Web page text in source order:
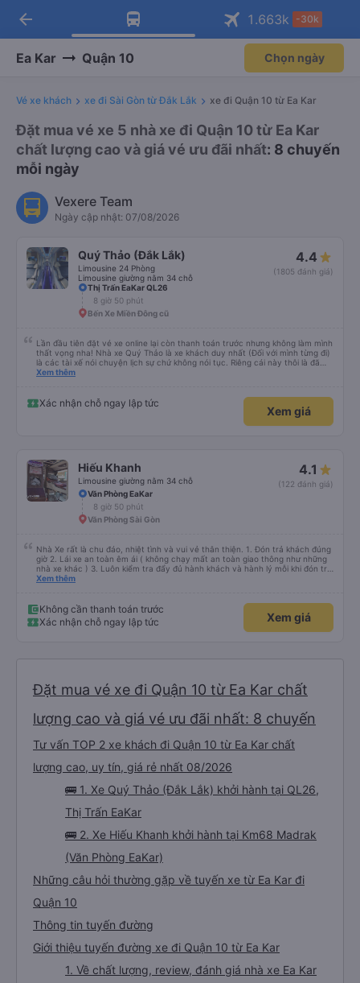
Tải app Vexere ngay!
Nhận ưu đãi thành viên độc
Mở app
Tải app Vexere
-30k/ghế khi đặt vé máy bay qua
Mở app
arrow_back 1.663k -30k
Ea Kar Quận 10 Chọn ngày
Vé xe khách xe đi Sài Gòn từ Đắk Lắk xe đi Quận 10 từ Ea Kar
Đặt mua vé xe 5 nhà xe đi Quận 10 từ Ea Kar
chất lượng cao và giá vé ưu đãi nhất: 8 chuyến
mỗi ngày
Vexere Team
Ngày cập nhật: 07/08/2026
Quý Thảo (Đắk Lắk)
Limousine 24 Phòng
Limousine giường nằm 34 chỗ
4.4
(1805 đánh giá)
Thị Trấn EaKar QL26
8 giờ 50 phút
Bến Xe Miền Đông cũ
Lần đầu tiên đặt vé xe online lại còn thanh toán trước nhưng không làm mình
thất vọng nha! Nhà xe Quý Thảo là xe khách duy nhất (Đối với mình từng đi)
là các tài xế nói chuyện lịch sự chứ không nói tục. Riêng cái này thôi là đã
đánh giá 5 sao rồi. Chú tài xế còn uống pepsi rất dễ thương chứ không có
Xem thêm
Xác nhận chỗ ngay lập tức
Xem giá
Hiếu Khanh
Limousine giường nằm 34 chỗ
4.1
(122 đánh giá)
Văn Phòng EaKar
8 giờ 50 phút
Văn Phòng Sài Gòn
Nhà Xe rất là chu đáo, nhiệt tình và vui vẻ thân thiện. 1. Đón trả khách đúng
giờ 2. Lái xe an toàn êm ái ( không chạy mất an toàn giao thông như những
nhà xe khác ) 3. Luôn kiểm tra đẩy đủ hành khách và hành lý mỗi khi đón trả
khách. 4. Đặc biệt ngoài chăn gối và các tiện nghi khác, thì xe Hiếu Khanh
những chuyến đi tiếp theo. Chúc nhà xe tương lai càng phát triển và đội ngũ
công nhân viên của nhà xe luôn luôn vui vẻ giữ được sức khỏe !
Xem thêm
Không cần thanh toán trước
Xác nhận chỗ ngay lập tức
Xem giá
Đặt mua vé xe đi Quận 10 từ Ea Kar chất
lượng cao và giá vé ưu đãi nhất: 8 chuyến
Tư vấn TOP 2 xe khách đi Quận 10 từ Ea Kar chất
lượng cao, uy tín, giá rẻ nhất 08/2026
🚌 1. Xe Quý Thảo (Đắk Lắk) khởi hành tại QL26,
Thị Trấn EaKar
🚌 2. Xe Hiếu Khanh khởi hành tại Km68 Madrak
(Văn Phòng EaKar)
Những câu hỏi thường gặp về tuyến xe từ Ea Kar đi
Quận 10
Thông tin tuyến đường
Giới thiệu tuyến đường xe đi Quận 10 từ Ea Kar
1. Về chất lượng, review, đánh giá nhà xe Ea Kar